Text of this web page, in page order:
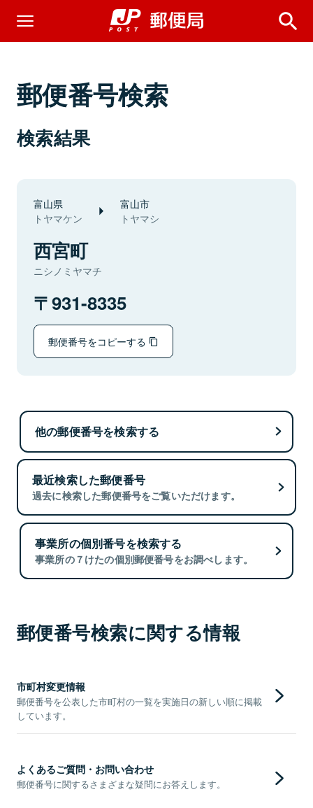
郵便番号検索
検索結果
富山県
トヤマケン
富山市
トヤマシ
西宮町
ニシノミヤマチ
931-8335
郵便番号をコピーする
他の郵便番号を検索する
最近検索した郵便番号
過去に検索した郵便番号をご覧いただけます。
事業所の個別番号を検索する
事業所の７けたの個別郵便番号をお調べします。
郵便番号検索に関する情報
市町村変更情報
郵便番号を公表した市町村の一覧を実施日の新しい順に掲載
しています。
よくあるご質問・お問い合わせ
郵便番号に関するさまざまな疑問にお答えします。